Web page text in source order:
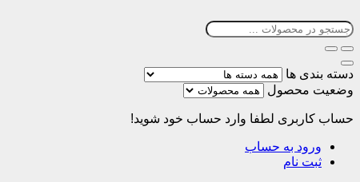
دسته بندی ها
وضعیت محصول
حساب کاربری لطفا وارد حساب خود شوید!
ورود به حساب
ثبت نام